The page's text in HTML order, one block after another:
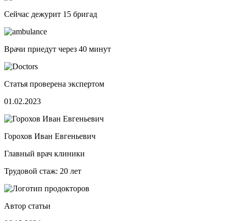
Сейчас дежурит 15 бригад
Врачи приедут через 40 минут
Статья проверена экспертом
01.02.2023
Горохов Иван Евгеньевич
Главный врач клиники
Трудовой стаж: 20 лет
Автор статьи